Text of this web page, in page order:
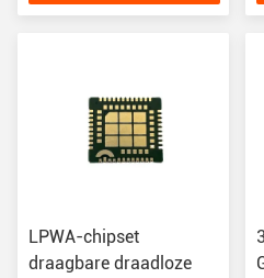
LPWA-chipset
draagbare draadloze